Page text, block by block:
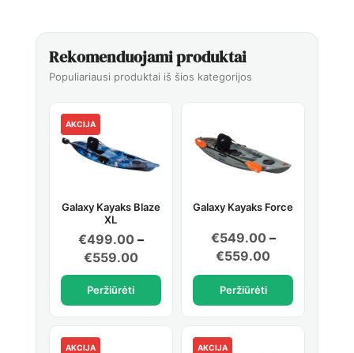
Rekomenduojami produktai
Populiariausi produktai iš šios kategorijos
AKCIJA
Galaxy Kayaks Blaze
XL
€499.00 –
€559.00Price
range:
through
Peržiūrėti
Galaxy Kayaks Force
€549.00 –
€559.00Price
range:
through
Peržiūrėti
AKCIJA AKCIJA